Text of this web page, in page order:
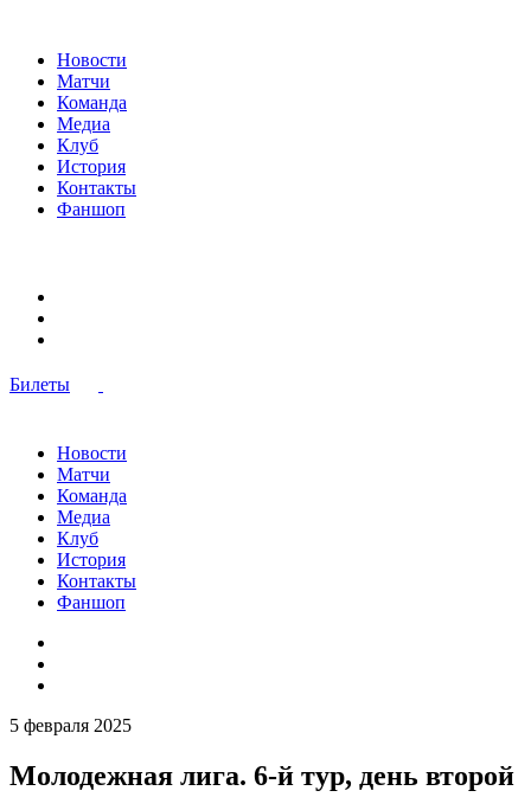
Новости
Матчи
Команда
Медиа
Клуб
История
Контакты
Фаншоп
Билеты
Новости
Матчи
Команда
Медиа
Клуб
История
Контакты
Фаншоп
5 февраля 2025
Молодежная лига. 6-й тур, день второй